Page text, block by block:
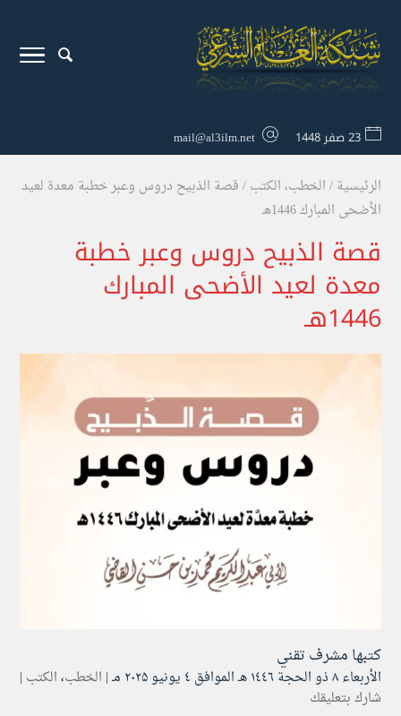
23 صفر 1448 mail@al3ilm.net
الرئيسية/الخطب،الكتب/قصة الذبيح دروس وعبر خطبة معدة لعيد
الأضحى المبارك 1446هـ
قصة الذبيح دروس وعبر خطبة
معدة لعيد الأضحى المبارك
1446هـ
كتبها مشرف تقني
الأربعاء ۸ ذو الحجة ۱٤٤٦ هـ الموافق ٤ يونيو ۲۰۲۵ مـ | الخطب،الكتب |
شارك بتعليقك